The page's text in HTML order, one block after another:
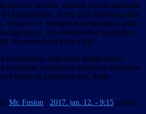
om van steames, minden primán mukodik,
a magyaritast. Azota akar folytatasra akar
Visual C++ Runtime errorral kilép a játék :
magyarul is. Ha eltávolitom a magyaitast
Szerintetek mi lehet a baj?
munkátokat, amit eddig lattam belole
mukodott, a nyelvet is ki tudtam valasztani
bonyi ez a telepites sem. Mate
Mr. Fusion - 2017. jan. 12. - 9:15 szerint: